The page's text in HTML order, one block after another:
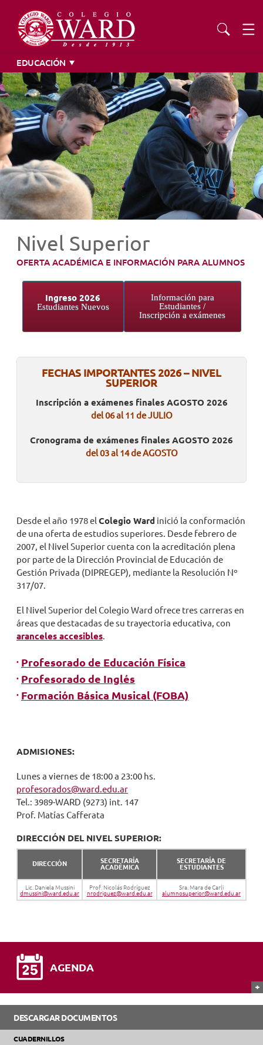
INSTITUCIONAL
EDUCACIÓN
ADMISIONES
EXTENSIÓN
COMUNIDAD
AGENDA
Nivel Superior
OFERTA ACADÉMICA E INFORMACIÓN PARA ALUMNOS
Ingreso 2026
Estudiantes Nuevos
Información para
Estudiantes /
Inscripción a exámenes
FECHAS IMPORTANTES 2026 – NIVEL
SUPERIOR
Inscripción a exámenes finales AGOSTO 2026
del06 al 11 de JULIO
Cronograma de exámenes finales AGOSTO 2026
del 03 al 14 de AGOSTO
Desde el año 1978 el Colegio Ward inició la conformación
de una oferta de estudios superiores. Desde febrero de
2007, el Nivel Superior cuenta con la acreditación plena
por parte de la Dirección Provincial de Educación de
Gestión Privada (DIPREGEP), mediante la Resolución Nº
317/07.
El Nivel Superior del Colegio Ward ofrece tres carreras en
áreas que destacadas de su trayectoria educativa, con
aranceles accesibles.
Profesorado de Educación Física
Profesorado de Inglés
Formación Básica Musical (FOBA)
ADMISIONES:
Lunes a viernes de 18:00 a 23:00 hs.
profesorados@ward.edu.ar
Tel.: 3989-WARD (9273) int. 147
Prof. Matías Cafferata
DIRECCIÓN DEL NIVEL SUPERIOR:
DIRECCIÓN
SECRETARÍA
ACADÉMICA
SECRETARÍA DE
ESTUDIANTES
Lic. Daniela Mussini
dmussini@ward.edu.ar
Prof. Nicolás Rodríguez
nrodriguez@ward.edu.ar
Sra. Mara de Carli
alumnosuperior@ward.edu.ar
EDUCACIÓN
AGENDA
DESCARGAR DOCUMENTOS
CUADERNILLOS